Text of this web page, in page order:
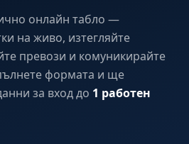
онлайн табло —
на живо, изтегляйте
превози и комуникирайте
формата и ще
за вход до 1 работен